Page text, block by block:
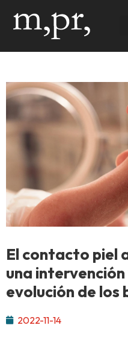
El contacto piel
una
evolución de los
2022-11-14